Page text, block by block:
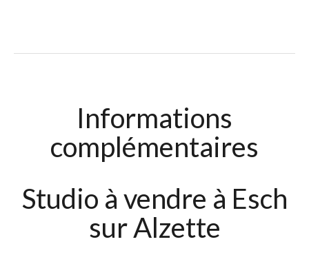
Informations
complémentaires
Studio à vendre à Esch
sur Alzette